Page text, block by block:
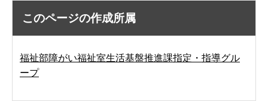
このページの作成所属
福祉部障がい福祉室生活基盤推進課指定・指導グル
ープ